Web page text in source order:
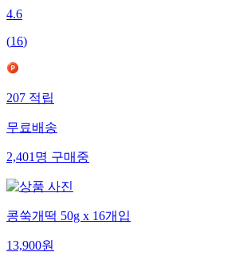
4.6
(16)
207적립
무료배송
2,401명구매중
콩쑥개떡 50g x 16개입
13,900원